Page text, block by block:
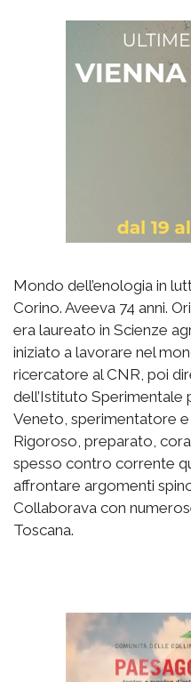
Mondo dell’enologia in
Corino. Aveeva 74 anni.
era laureato in Scienze
iniziato a lavorare nel
ricercatore al CNR, poi
dell’Istituto Sperimentale
Veneto, sperimentatore
Rigoroso, preparato,
spesso contro corrente
affrontare argomenti
Collaborava con
Toscana.